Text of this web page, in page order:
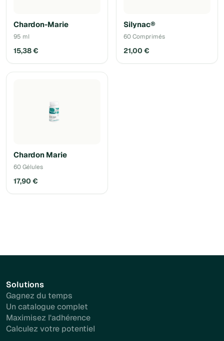
Chardon-Marie
95 ml
15,38 €
Silynac®
60 Comprimés
21,00 €
Chardon Marie
60 Gélules
17,90 €
Solutions
Gagnez du temps
Un catalogue complet
Maximisez l'adhérence
Calculez votre potentiel